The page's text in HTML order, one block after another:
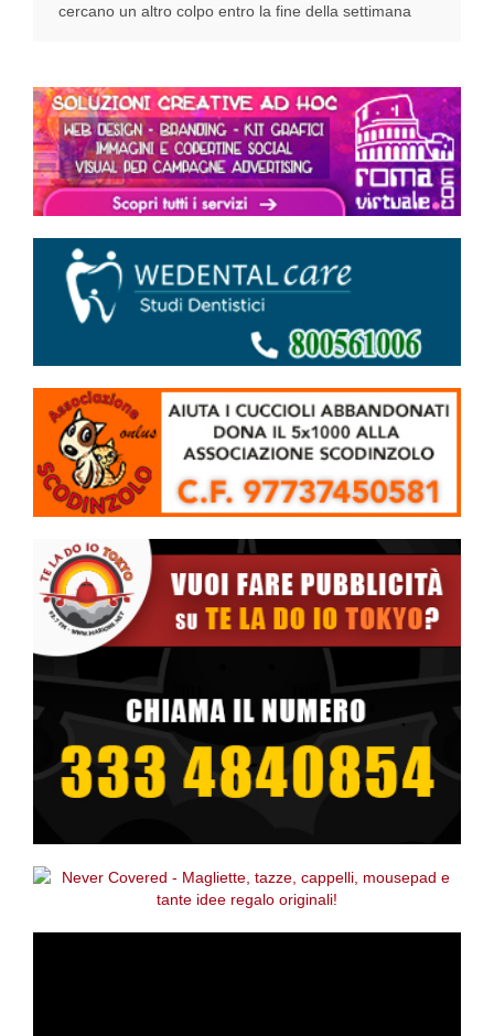
cercano un altro colpo entro la fine della settimana